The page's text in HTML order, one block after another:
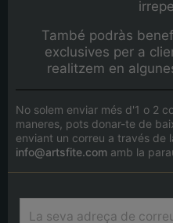
També podràs
exclusives per a
realitzem en
No solem enviar més d'1 o 2
maneres, pots donar-te de
enviant un correu a través de
info@artsfite.com amb la